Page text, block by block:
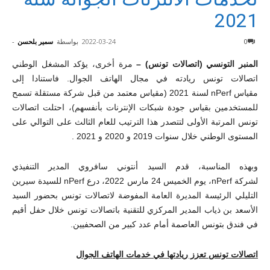
2021
بواسطة سمير بلحسن - 2022-03-24 0
المنبر التونسي (اتصالات تونس) –مرة أخرى، يؤكد المشغل الوطني
اتصالات تونس ريادته في مجال الهاتف الجوال
فاستنادا إلى
مقياس nPerf
لسنة 2021 (مقياس معتمد من قبل شركة مستقلة تسمح
للمستخدمين بقياس جودة شبكات الإنترنات بأنفسهم)، احتلت اتصالات
تونس المرتبة الأولى لتتصدر هذا الترتيب للعام الثالث على التوالي على
المستوى الوطني خلال سنوات 2019 و 2020 و 2021
وبهذه المناسبة، قدم السيد أنتوني سافروي المدير التنفيذي
لشركةnPerf، يوم الخميس 24 مارس 2022، درع nPerf للسيدة سيرين
التليلي الرئيسة المديرة العامة المفوضة لاتصالات تونس بحضور السيد
الأسعد بن ذياب المدير المركزي للتقنية باتصالات تونس خلال حفل أقيم
في فندق بتونس العاصمة أمام عدد كبير من الصحفيين
اتصالات تونس تعزز ريادتها في خدمات الهاتف الجوال